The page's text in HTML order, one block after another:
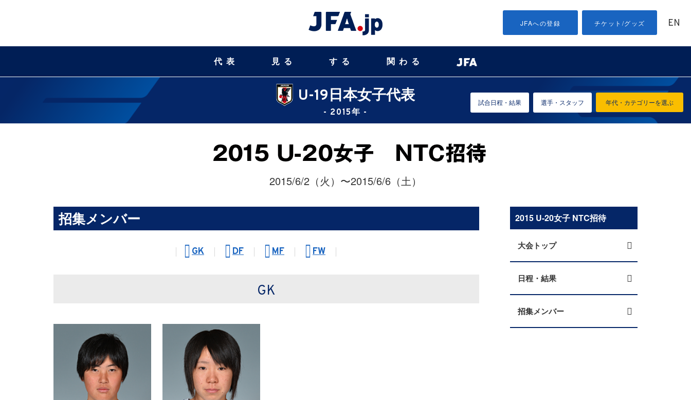
JFAへの登録 チケット/グッズ EN
代表 見る する 関わる
U-19日本女子代表
- 2015年 -
年代・カテゴリーを選ぶ
試合日程・結果 選手・スタッフ
2015/6/2（火）〜2015/6/6（土）
招集メンバー
GK DF MF FW
GK
2015 U-20女子 NTC招待
大会トップ
日程・結果
招集メンバー